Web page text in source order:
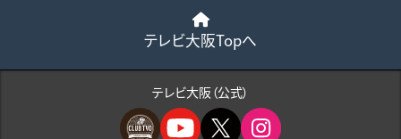
テレビ大阪Topへ
テレビ大阪（公式）